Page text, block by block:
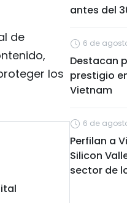
de
los
antes del
6 de
Destacan
prestigio
Vietnam
6 de
Perfilan a
Silicon
sector de